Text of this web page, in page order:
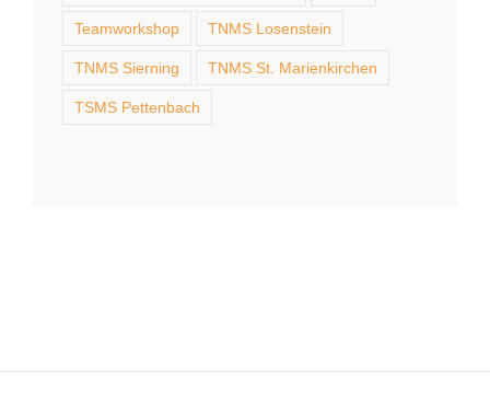
Teamworkshop TNMS Losenstein
TNMS Sierning TNMS St. Marienkirchen
TSMS Pettenbach